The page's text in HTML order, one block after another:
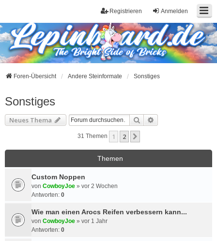
Anmelden
Registrieren
Foren-Übersicht Andere Steinformate Sonstiges
Sonstiges
Neues Thema Suche
31 Themen 1 2
Themen
Custom Noppen
von CowboyJoe » vor 2 Wochen
Antworten: 0
Wie man einen Arocs Reifen verbessern kann...
von CowboyJoe » vor 1 Jahr
Antworten: 0